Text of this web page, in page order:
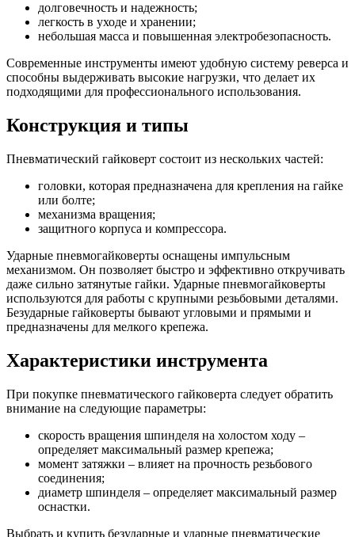
долговечность и надежность;
легкость в уходе и хранении;
небольшая масса и повышенная электробезопасность.
Современные инструменты имеют удобную систему реверса и
способны выдерживать высокие нагрузки, что делает их
подходящими для профессионального использования.
Конструкция и типы
Пневматический гайковерт состоит из нескольких частей:
головки, которая предназначена для крепления на гайке
или болте;
механизма вращения;
защитного корпуса и компрессора.
Ударные пневмогайковерты оснащены импульсным
механизмом. Он позволяет быстро и эффективно откручивать
даже сильно затянутые гайки. Ударные пневмогайковерты
используются для работы с крупными резьбовыми деталями.
Безударные гайковерты бывают угловыми и прямыми и
предназначены для мелкого крепежа.
Характеристики инструмента
При покупке пневматического гайковерта следует обратить
внимание на следующие параметры:
скорость вращения шпинделя на холостом ходу –
определяет максимальный размер крепежа;
момент затяжки – влияет на прочность резьбового
соединения;
диаметр шпинделя – определяет максимальный размер
оснастки.
Выбрать и купить безударные и ударные пневматические